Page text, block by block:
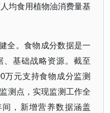
均食用植物油消费量基
全。食物成分数据是一
基础战略资源。截至
万元支持食物成分监测
测点，实现监测工作全
，新增营养数据涵盖